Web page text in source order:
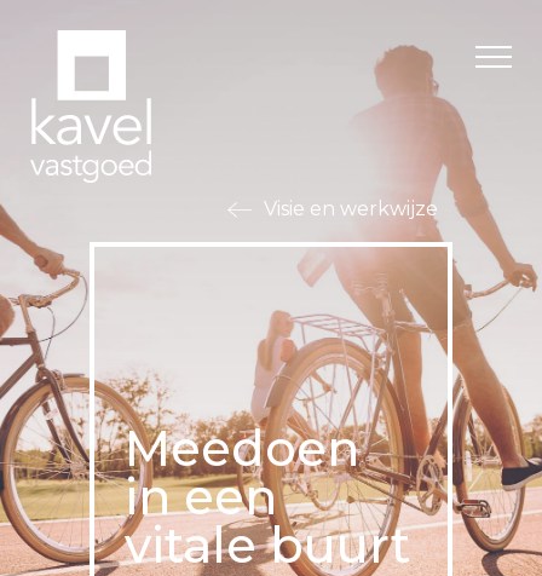
Visie en werkwijze
Meedoen
in een
vitale buurt